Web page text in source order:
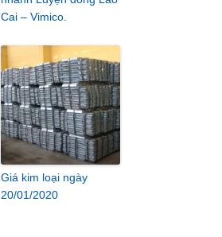
Cai – Vimico.
Giá kim loại ngày
20/01/2020